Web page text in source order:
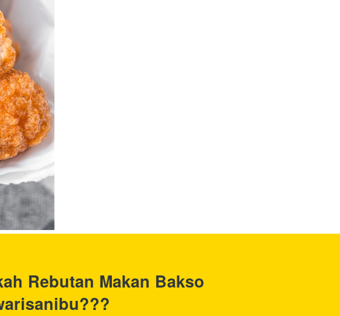
Rebutan Makan Bakso